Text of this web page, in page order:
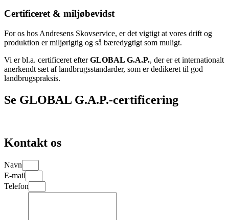
Certificeret & miljøbevidst
For os hos Andresens Skovservice, er det vigtigt at vores drift og
produktion er miljørigtig og så bæredygtigt som muligt.
Vi er bl.a. certificeret efterGLOBAL G.A.P., der er et internationalt
anerkendt sæt af landbrugsstandarder, som er dedikeret til god
landbrugspraksis.
Se GLOBAL G.A.P.-certificering
Kontakt os
Navn
E-mail
Telefon